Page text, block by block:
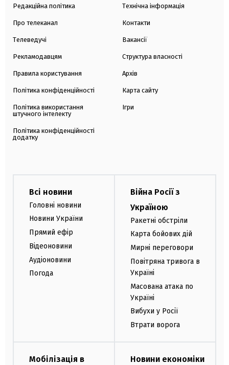
Редакційна політика
Про телеканал
Телеведучі
Рекламодавцям
Правила користування
Політика конфіденційності
Політика використання
штучного інтелекту
Політика конфіденційності
додатку
Технічна інформація
Контакти
Вакансії
Структура власності
Архів
Карта сайту
Ігри
Всі новини
Головні новини
Новини України
Прямий ефір
Відеоновини
Аудіоновини
Погода
Війна Росії з
Україною
Ракетні обстріли
Карта бойових дій
Мирні переговори
Повітряна тривога в
Україні
Масована атака по
Україні
Вибухи у Росії
Втрати ворога
Мобілізація в
Новини економіки